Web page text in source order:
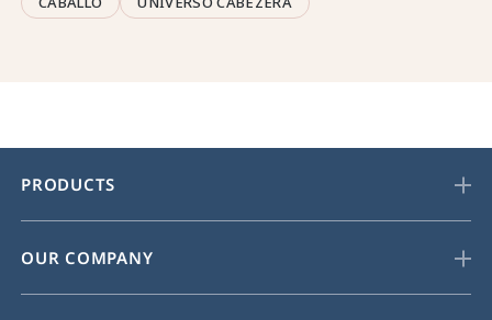
PRODUCTS
OUR COMPANY